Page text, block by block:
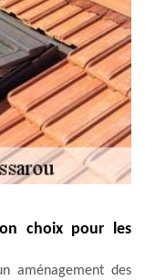
choix pour les
aménagement des